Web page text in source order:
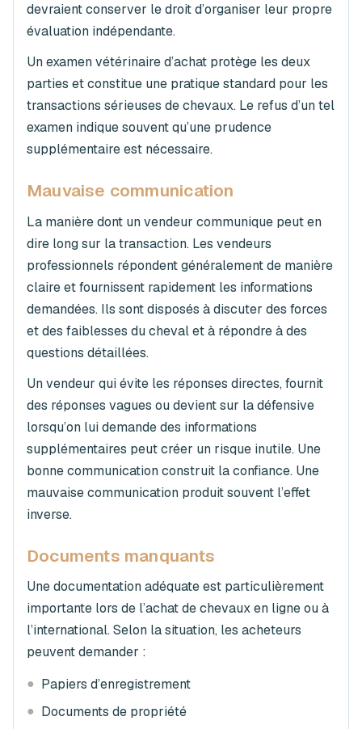
devraient conserver le droit d’organiser leur propre
évaluation indépendante.
Un examen vétérinaire d’achat protège les deux
parties et constitue une pratique standard pour les
transactions sérieuses de chevaux. Le refus d’un tel
examen indique souvent qu’une prudence
supplémentaire est nécessaire.
Mauvaise communication
La manière dont un vendeur communique peut en
dire long sur la transaction. Les vendeurs
professionnels répondent généralement de manière
claire et fournissent rapidement les informations
demandées. Ils sont disposés à discuter des forces
et des faiblesses du cheval et à répondre à des
questions détaillées.
Un vendeur qui évite les réponses directes, fournit
des réponses vagues ou devient sur la défensive
lorsqu’on lui demande des informations
supplémentaires peut créer un risque inutile. Une
bonne communication construit la confiance. Une
mauvaise communication produit souvent l’effet
inverse.
Documents manquants
Une documentation adéquate est particulièrement
importante lors de l’achat de chevaux en ligne ou à
l’international. Selon la situation, les acheteurs
peuvent demander :
● Papiers d’enregistrement
● Documents de propriété